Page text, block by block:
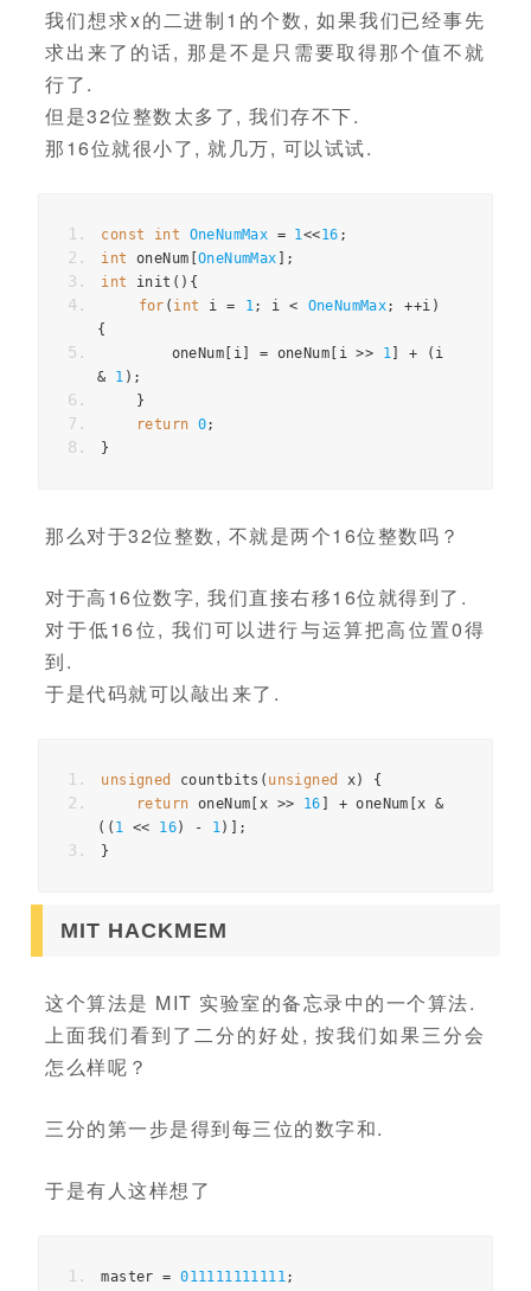
我们想求x的二进制1的个数, 如果我们已经事先
求出来了的话, 那是不是只需要取得那个值不就
行了.
但是32位整数太多了, 我们存不下.
那16位就很小了, 就几万, 可以试试.
const int OneNumMax = 1<<16 ;
int
oneNum OneNumMax ];
int
init (){
for ( int i = 1; i < OneNumMax; ++i )
{
        oneNum
i] = oneNum i >> 1 + (
&
1 );
}
return 0;
}
那么对于32位整数, 不就是两个16位整数吗？
对于高16位数字, 我们直接右移16位就得到了.
对于低16位, 我们可以进行与运算把高位置0得
到.
于是代码就可以敲出来了.
unsigned countbits ( unsigned x)
{
return oneNum x >> 16 + oneNum [x &
(( 1 << 16) - 1)];
}
MIT HACKMEM
这个算法是 MIT 实验室的备忘录中的一个算法.
上面我们看到了二分的好处, 按我们如果三分会
怎么样呢？
三分的第一步是得到每三位的数字和.
于是有人这样想了
master = 011111111111;